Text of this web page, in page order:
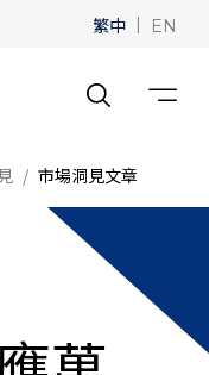
繁中 | EN
市場洞見文章